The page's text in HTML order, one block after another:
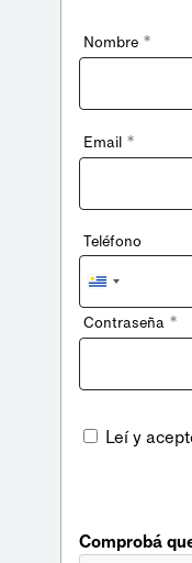
Nombre *
Email *
Teléfono
Uruguay
+598
Contraseña *
Leí y
Comprobá